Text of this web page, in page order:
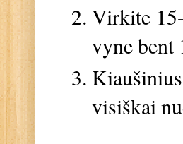
Virkite
vyne bent
visiškai